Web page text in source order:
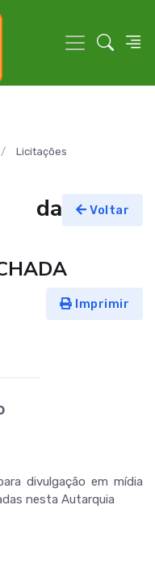
Licitações
Voltar
da
Imprimir
divulgação em mídia
nesta Autarquia